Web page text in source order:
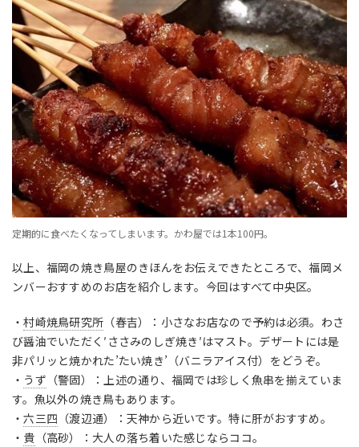
定期的に食べたくなってしまいます。かわ屋では1本100円。
以上、福岡の焼き鳥屋のきほんをお伝えできたところで、福岡メ
ンバーおすすめのお店を紹介します。今回はすべて中央区。
・村崎焼鳥研究所 （春吉）：小さなお店なので予約は必須。わさ
び醤油でいただく′ささみのしぎ焼き′はマスト。デザートには是
非パリッと焼かれた’たい焼き’（バニラアイス付）をどうぞ。
・ うず （警固）：上述の通り、福岡では珍しく魚串を揃えていま
す。魚以外の焼き鳥もあります。
・六三四 （渡辺通）：天神から近いです。特に肝がおすすめ。
・ 貴 （高砂）：大人の落ち着いた感じならココ。